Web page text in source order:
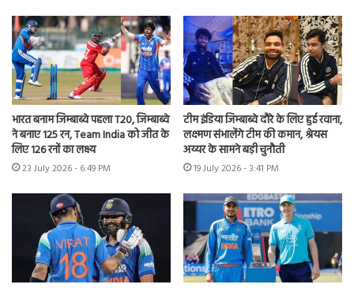
भारत बनाम जिम्बाब्वे पहला T20, जिम्बाब्वे
ने बनाए 125 रन, Team India को जीत के
लिए 126 रनों का लक्ष्य
23 July 2026 - 6:49 PM
टीम इंडिया जिम्बाब्वे दौरे के लिए हुई रवाना,
लक्ष्मण संभालेंगे टीम की कमान, श्रेयस
अय्यर के सामने बड़ी चुनौती
19 July 2026 - 3:41 PM